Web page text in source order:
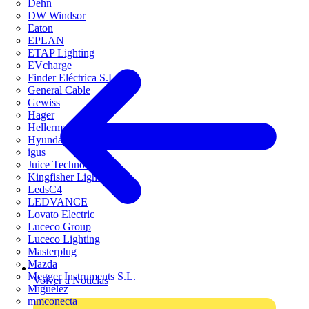
Dehn
DW Windsor
Eaton
EPLAN
ETAP Lighting
EVcharge
Finder Eléctrica S.L.U
General Cable
Gewiss
Hager
HellermannTyton
Hyundai Electric
igus
Juice Technology
Kingfisher Lighting
LedsC4
LEDVANCE
Lovato Electric
Luceco Group
Luceco Lighting
Masterplug
Mazda
Megger Instruments S.L.
Miguélez
mmconecta
Volver a Noticias